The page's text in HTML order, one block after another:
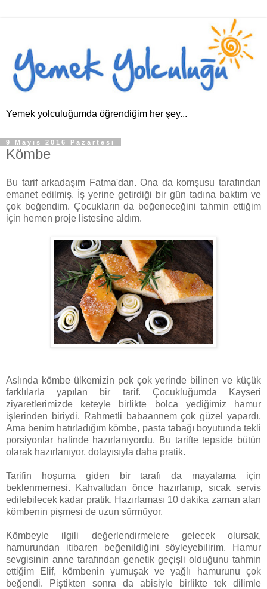
Yemek yolculuğumda öğrendiğim her şey...
9 Mayıs 2016 Pazartesi
Kömbe
Bu tarif arkadaşım Fatma'dan. Ona da komşusu tarafından
emanet edilmiş. İş yerine getirdiği bir gün tadına baktım ve
çok beğendim. Çocukların da beğeneceğini tahmin ettiğim
için hemen proje listesine aldım.
Aslında kömbe ülkemizin pek çok yerinde bilinen ve küçük
farklılarla yapılan bir tarif. Çocukluğumda Kayseri
ziyaretlerimizde keteyle birlikte bolca yediğimiz hamur
işlerinden biriydi. Rahmetli babaannem çok güzel yapardı.
Ama benim hatırladığım kömbe, pasta tabağı boyutunda tekli
porsiyonlar halinde hazırlanıyordu. Bu tarifte tepside bütün
olarak hazırlanıyor, dolayısıyla daha pratik.
Tarifin hoşuma giden bir tarafı da mayalama için
beklenmemesi. Kahvaltıdan önce hazırlanıp, sıcak servis
edilebilecek kadar pratik. Hazırlaması 10 dakika zaman alan
kömbenin pişmesi de uzun sürmüyor.
Kömbeyle ilgili değerlendirmelere gelecek olursak,
hamurundan itibaren beğenildiğini söyleyebilirim. Hamur
sevgisinin anne tarafından genetik geçişli olduğunu tahmin
ettiğim Elif, kömbenin yumuşak ve yağlı hamurunu çok
beğendi. Piştikten sonra da abisiyle birlikte tek dilimle